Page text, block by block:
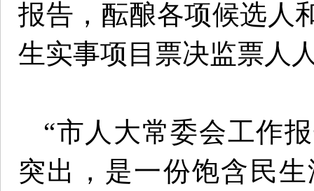
报告，酝酿各项候选人
生实事项目票决监票人
“市人大常委会工作
突出，是一份饱含民